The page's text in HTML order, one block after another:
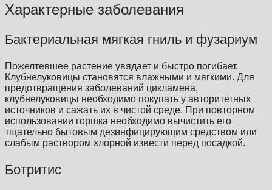
Характерные заболевания
Бактериальная мягкая гниль и фузариум
Пожелтевшее растение увядает и быстро погибает.
Клубнелуковицы становятся влажными и мягкими. Для
предотвращения заболеваний цикламена,
клубнелуковицы необходимо покупать у авторитетных
источников и сажать их в чистой среде. При повторном
использовании горшка необходимо вычистить его
тщательно бытовым дезинфицирующим средством или
слабым раствором хлорной извести перед посадкой.
Ботритис